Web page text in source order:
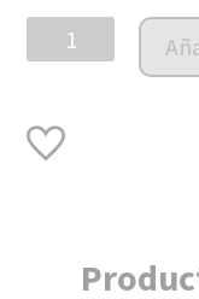
Sheep
ovejita
más